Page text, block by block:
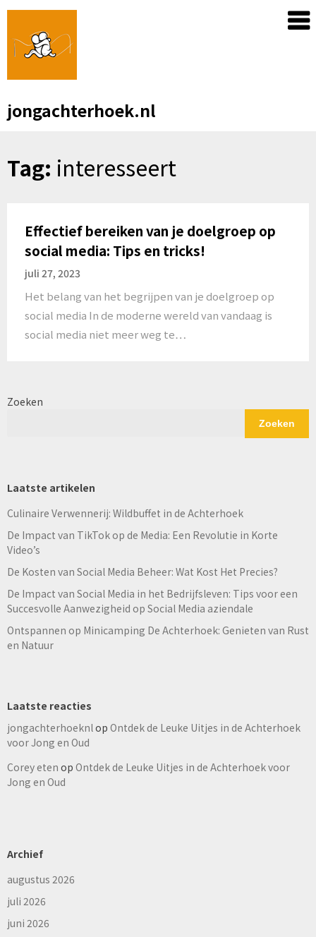
Skip
content
jongachterhoek.nl
Tag: interesseert
Effectief bereiken van je doelgroep op
social media: Tips en tricks!
juli 27, 2023
Het belang van het begrijpen van je doelgroep op
social media In de moderne wereld van vandaag is
social media niet meer weg te…
Zoeken
Zoeken
Laatste artikelen
Culinaire Verwennerij: Wildbuffet in de Achterhoek
De Impact van TikTok op de Media: Een Revolutie in Korte
Video’s
De Kosten van Social Media Beheer: Wat Kost Het Precies?
De Impact van Social Media in het Bedrijfsleven: Tips voor een
Succesvolle Aanwezigheid op Social Media aziendale
Ontspannen op Minicamping De Achterhoek: Genieten van Rust
en Natuur
Laatste reacties
jongachterhoeknlop Ontdek de Leuke Uitjes in de Achterhoek
voor Jong en Oud
Corey eten op Ontdek de Leuke Uitjes in de Achterhoek voor
Jong en Oud
Archief
augustus 2026
juli 2026
juni 2026